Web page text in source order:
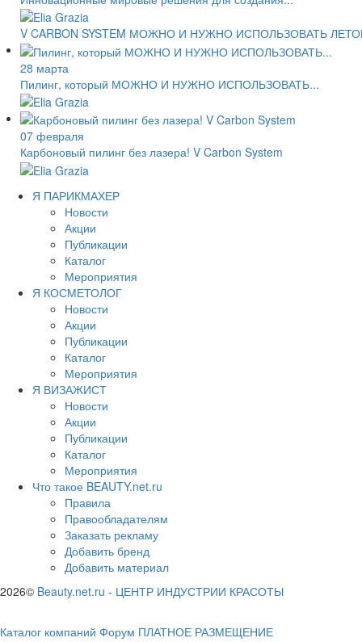
V CARBON SYSTEM МОЖНО И НУЖНО ИСПОЛЬЗОВАТЬ
28 марта
Пилинг, который МОЖНО И НУЖНО ИСПОЛЬЗОВАТЬ...
07 февраля
Карбоновый пилинг без лазера! V Carbon System
Я ПАРИКМАХЕР
Новости
Акции
Публикации
Каталог
Мероприятия
Я КОСМЕТОЛОГ
Новости
Акции
Публикации
Каталог
Мероприятия
Я ВИЗАЖИСТ
Новости
Акции
Публикации
Каталог
Мероприятия
Что такое BEAUTY.net.ru
Правила
Правообладателям
Заказать рекламу
Добавить бренд
Добавить материал
2026© Beauty.net.ru - ЦЕНТР ИНДУСТРИИ КРАСОТЫ
Каталог компаний Форум ПЛАТНОЕ РАЗМЕЩЕНИЕ